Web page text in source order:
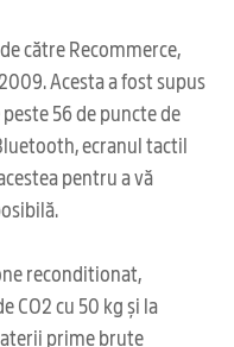
către Recommerce,
Acesta a fost supus
56 de puncte de
ecranul tactil
pentru a vă
reconditionat,
CO2 cu 50 kg și la
prime brute